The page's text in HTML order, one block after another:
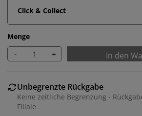
Click & Collect
Menge
- + In den
Unbegrenzte Rückgabe
Keine zeitliche Begrenzung -
Filiale